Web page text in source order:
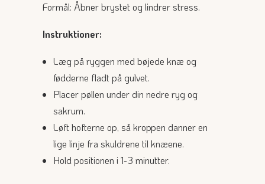
Formål: Åbner brystet og lindrer stress.
Instruktioner:
Læg på ryggen med bøjede knæ og
fødderne fladt på gulvet.
Placer pøllen under din nedre ryg og
sakrum.
Løft hofterne op, så kroppen danner en
lige linje fra skuldrene til knæene.
Hold positionen i 1-3 minutter.